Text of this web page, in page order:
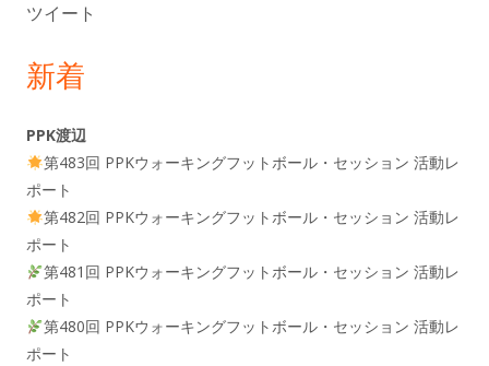
ツイート
新着
PPK渡辺
第483回 PPKウォーキングフットボール・セッション 活動レ
ポート
第482回 PPKウォーキングフットボール・セッション 活動レ
ポート
第481回 PPKウォーキングフットボール・セッション 活動レ
ポート
第480回 PPKウォーキングフットボール・セッション 活動レ
ポート